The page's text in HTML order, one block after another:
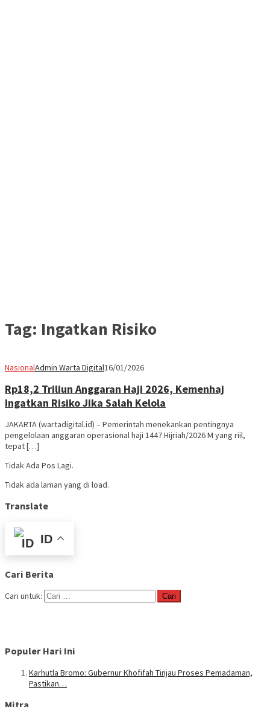
Tag: Ingatkan Risiko
NasionalAdmin Warta Digital16/01/2026
Rp18,2 Triliun Anggaran Haji 2026, Kemenhaj
Ingatkan Risiko Jika Salah Kelola
JAKARTA (wartadigital.id) – Pemerintah menekankan pentingnya
pengelolaan anggaran operasional haji 1447 Hijriah/2026 M yang riil,
tepat […]
Tidak Ada Pos Lagi.
Tidak ada laman yang di load.
Translate
ID
Cari Berita
Cari untuk:
Populer Hari Ini
Karhutla Bromo: Gubernur Khofifah Tinjau Proses Pemadaman,
Pastikan…